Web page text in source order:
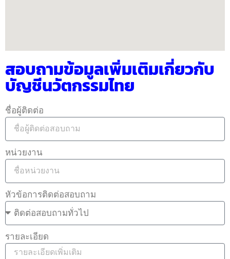
สอบถามข้อมูลเพิ่มเติมเกี่ยวกับ
บัญชีนวัตกรรมไทย
ชื่อผู้ติดต่อ
หน่วยงาน
หัวข้อการติดต่อสอบถาม
รายละเอียด